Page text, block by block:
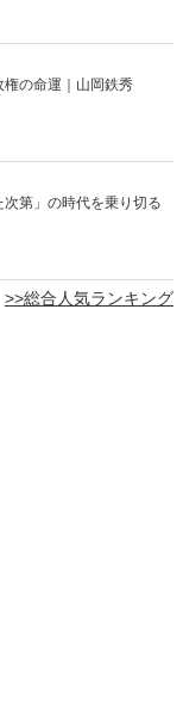
権の命運｜山岡鉄秀
次第」の時代を乗り切る
>>総合人気ランキング